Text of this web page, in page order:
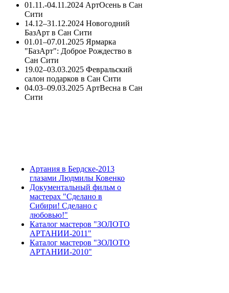
01.11.-04.11.2024 АртОсень в Сан
Сити
14.12–31.12.2024 Новогодний
БазАрт в Сан Сити
01.01–07.01.2025 Ярмарка
"БазАрт": Доброе Рождество в
Сан Сити
19.02–03.03.2025 Февральский
салон подарков в Сан Сити
04.03–09.03.2025 АртВесна в Сан
Сити
Артания в Бердске-2013
глазами Людмилы Ковенко
Документальный фильм о
мастерах "Сделано в
Сибири! Сделано с
любовью!"
Каталог мастеров "ЗОЛОТО
АРТАНИИ-2011"
Каталог мастеров "ЗОЛОТО
АРТАНИИ-2010"